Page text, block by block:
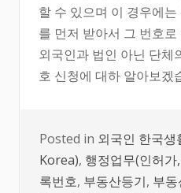
할 수 있으며 이 경우에
를 먼저 받아서 그 번호
외국인과 법인 아닌 단체
호 신청에 대하 알아보겠
Posted in 외국인 한국
Korea), 행정업무(인허가
록번호, 부동산등기, 부